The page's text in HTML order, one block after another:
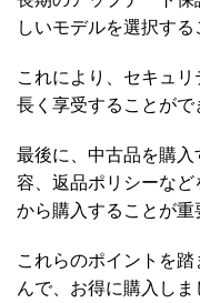
しいモデルを選択する
これにより、セキュ
長く享受することがで
最後に、中古品を購
容、返品ポリシーな
から購入することが重
これらのポイントを
んで、お得に購入しま